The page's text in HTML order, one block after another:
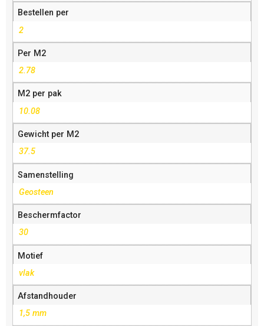
Bestellen per
2
Per M2
2.78
M2 per pak
10.08
Gewicht per M2
37.5
Samenstelling
Geosteen
Beschermfactor
30
Motief
vlak
Afstandhouder
1,5 mm